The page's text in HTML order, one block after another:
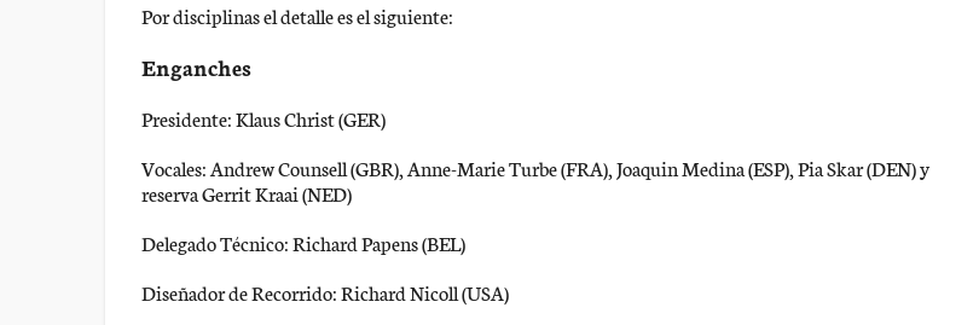
Por disciplinas el detalle es el siguiente:
Enganches
Presidente: Klaus Christ (GER)
Vocales: Andrew Counsell (GBR), Anne-Marie Turbe (FRA), Joaquin Medina (ESP), Pia Skar (DEN) y
reserva Gerrit Kraai (NED)
Delegado Técnico: Richard Papens (BEL)
Diseñador de Recorrido: Richard Nicoll (USA)